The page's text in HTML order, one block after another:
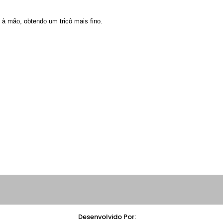
mão, obtendo um tricô mais fino.
Desenvolvido Por: